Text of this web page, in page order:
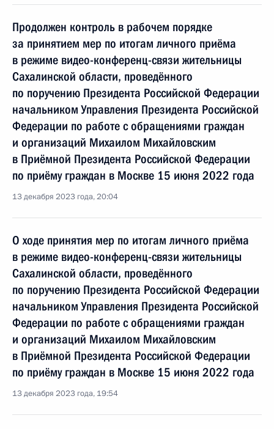
Продолжен контроль в рабочем порядке
за принятием мер по итогам личного приёма
в режиме видео-конференц-связи жительницы
Сахалинской области, проведённого
по поручению Президента Российской Федерации
начальником Управления Президента Российской
Федерации по работе с обращениями граждан
и организаций Михаилом Михайловским
в Приёмной Президента Российской Федерации
по приёму граждан в Москве 15 июня 2022 года
13 декабря 2023 года, 20:04
О ходе принятия мер по итогам личного приёма
в режиме видео-конференц-связи жительницы
Сахалинской области, проведённого
по поручению Президента Российской Федерации
начальником Управления Президента Российской
Федерации по работе с обращениями граждан
и организаций Михаилом Михайловским
в Приёмной Президента Российской Федерации
по приёму граждан в Москве 15 июня 2022 года
13 декабря 2023 года, 19:54